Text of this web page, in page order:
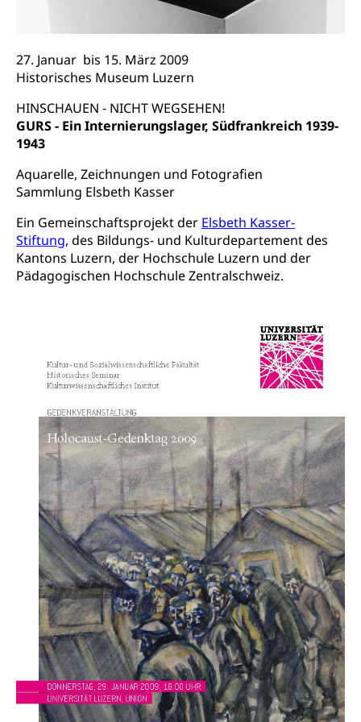
27. Januar bis 15. März 2009
Historisches Museum Luzern
HINSCHAUEN - NICHT WEGSEHEN!
GURS - Ein Internierungslager, Südfrankreich 1939-
1943
Aquarelle, Zeichnungen und Fotografien
Sammlung Elsbeth Kasser
Ein Gemeinschaftsprojekt der Elsbeth Kasser-
Stiftung, des Bildungs- und Kulturdepartement des
Kantons Luzern, der Hochschule Luzern und der
Pädagogischen Hochschule Zentralschweiz.
Verkehrsverbund Luzern VVL
Öffentlicher Verkehr Luzern Mobil
Schiffsverkehr, Binnenschifffahrt, Seeschifffahrt,
Flussschifffahrt
Schifffahrt (Strassenverkehrsamt)
Autoverkehr, Lastwagenverkehr, Schwerverkehr,
leistungsabhängige Schwerverkehrsabgabe,
Langsamverkehr, Transportmittel, Auto, Motorrad,
zentras (Betrieb und Unterhalt LU, OW, NW,
ZG)
Strassenverkehrsamt
Verkehr und Infrastruktur vif
Persönliches
Zivilstand
Adoptivkind, Adoptiveltern, Adoptionsvermittlung,
Adoptionsverfahren, elterliche Gewalt, elterliche
Sorge
Adoption
Aufenthaltsbewilligungen
Niederlassungsbewilligung, Aufenthalt,
Niederlassung, Wohnsitz
Amt für Migration
Ausweise und Bescheinigungen
Reisepass, Identitätskarte, Visum, Geburtsurkunde
Jagdausweis, Fischereiausweis
Strafregisterauszug bestellen
Waffen, Sprengstoffe und Pyrotechnik
Reisepass, Identitätskarte
Strassenverkehrsamt (Führerausweis,
Fahrzeugausweis)
Einbürgerung
Nationalität, Staatsangehörigkeit,
Staatsbürgerschaft, Bürgerrecht, Erwerb des
Bürgerrechts, Verlust des Bürgerrechts,
Einbürgerungsverfahren
Einbürgerungen
Geburt
Geburtsurkunde, Geburtsschein, Geburtsanzeige